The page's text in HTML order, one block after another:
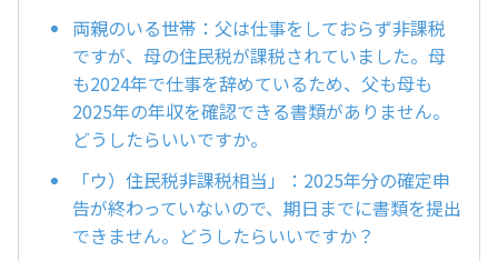
両親のいる世帯：父は仕事をしておらず非課税
ですが、母の住民税が課税されていました。母
も2024年で仕事を辞めているため、父も母も
2025年の年収を確認できる書類がありません。
どうしたらいいですか。
「ウ）住民税非課税相当」：2025年分の確定申
告が終わっていないので、期日までに書類を提出
できません。どうしたらいいですか？